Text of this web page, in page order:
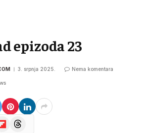
epizoda 23
3. srpnja 2025. Nema komentara
Threads